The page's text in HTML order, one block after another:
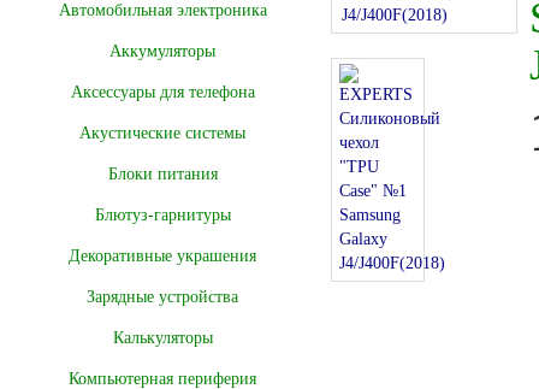
Автомобильная электроника
Аккумуляторы
Аксессуары для телефона
Акустические системы
Блоки питания
Блютуз-гарнитуры
Декоративные украшения
Зарядные устройства
Калькуляторы
Компьютерная периферия